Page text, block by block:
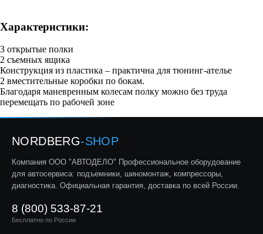
Характеристики:
3 открытые полки
2 съемных ящика
Конструкция из пластика – практична для тюнинг-ателье
2 вместительные коробки по бокам.
Благодаря маневренным колесам полку можно без труда
перемещать по рабочей зоне
NORDBERG-SHOP
Компания ООО "АВТОДЕЛО" Профессиональное оборудование
для автосервиса: подъемники, шиномонтаж, компрессоры,
диагностика. Официальная гарантия, доставка по всей России.
8 (800) 533-87-21
Бесплатно по России